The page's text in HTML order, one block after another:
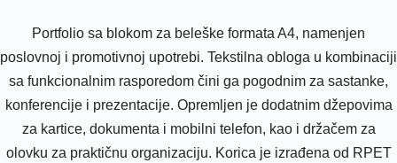
Portfolio sa blokom za beleške formata A4, namenjen
poslovnoj i promotivnoj upotrebi. Tekstilna obloga u kombinaciji
sa funkcionalnim rasporedom čini ga pogodnim za sastanke,
konferencije i prezentacije. Opremljen je dodatnim džepovima
za kartice, dokumenta i mobilni telefon, kao i držačem za
olovku za praktičnu organizaciju. Korica je izrađena od RPET